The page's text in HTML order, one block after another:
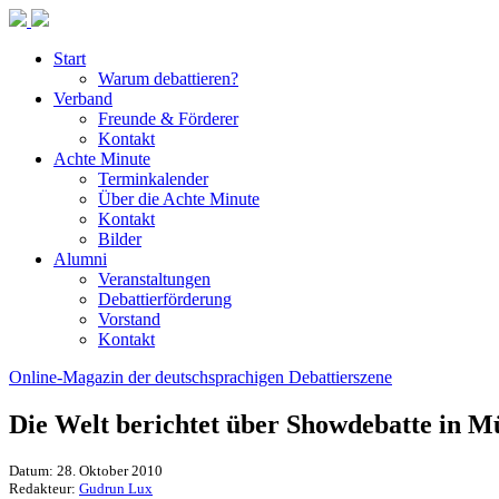
Start
Warum debattieren?
Verband
Freunde & Förderer
Kontakt
Achte Minute
Terminkalender
Über die Achte Minute
Kontakt
Bilder
Alumni
Veranstaltungen
Debattierförderung
Vorstand
Kontakt
Online-Magazin der deutschsprachigen Debattierszene
Die Welt berichtet über Showdebatte in
Datum: 28. Oktober 2010
Redakteur: Gudrun Lux